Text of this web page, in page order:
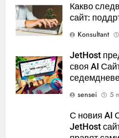
Какво
сайт:
Konsultant
JetHost
своя AI
sensei
5
С новия AI
JetHost